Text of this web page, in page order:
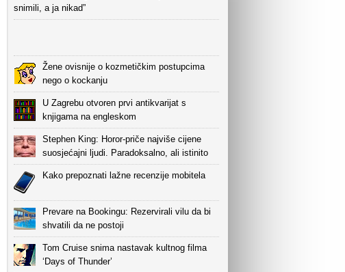
snimili, a ja nikad”
Žene ovisnije o kozmetičkim postupcima
nego o kockanju
U Zagrebu otvoren prvi antikvarijat s
knjigama na engleskom
Stephen King: Horor-priče najviše cijene
suosjećajni ljudi. Paradoksalno, ali istinito
Kako prepoznati lažne recenzije mobitela
Prevare na Bookingu: Rezervirali vilu da bi
shvatili da ne postoji
Tom Cruise snima nastavak kultnog filma
‘Days of Thunder’